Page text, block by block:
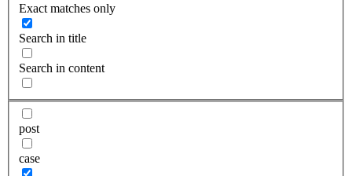
Exact matches only
Search in title
Search in content
post
case